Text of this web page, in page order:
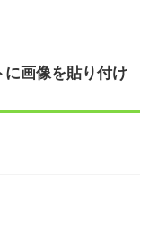
に画像を貼り付け